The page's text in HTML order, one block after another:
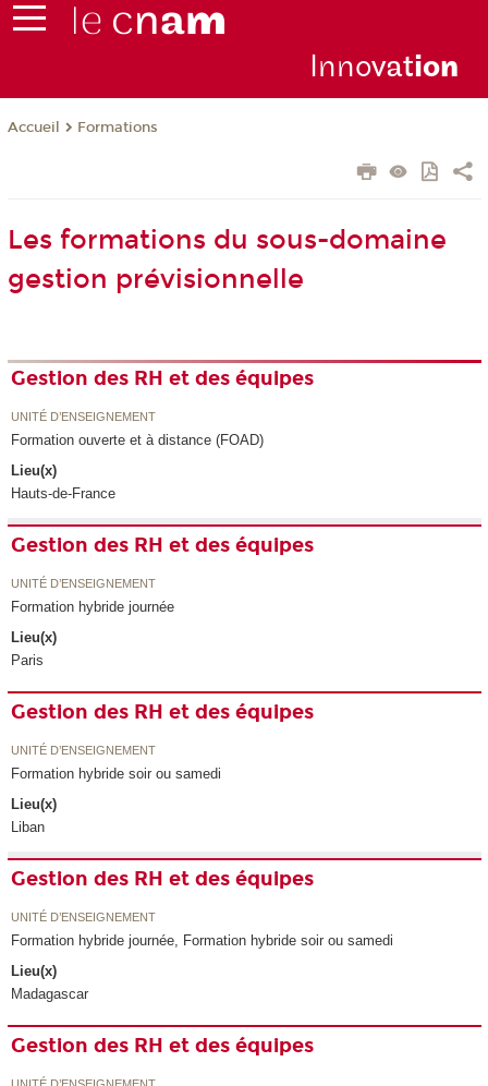
Innovation
Accueil Formations
Les formations du sous-domaine
gestion prévisionnelle
Gestion des RH et des équipes
UNITÉ D’ENSEIGNEMENT
Formation ouverte et à distance (FOAD)
Lieu(x)
Hauts-de-France
Gestion des RH et des équipes
UNITÉ D’ENSEIGNEMENT
Formation hybride journée
Lieu(x)
Paris
Gestion des RH et des équipes
UNITÉ D’ENSEIGNEMENT
Formation hybride soir ou samedi
Lieu(x)
Liban
Gestion des RH et des équipes
UNITÉ D’ENSEIGNEMENT
Formation hybride journée, Formation hybride soir ou samedi
Lieu(x)
Madagascar
Gestion des RH et des équipes